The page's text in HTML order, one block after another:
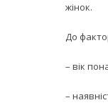
жінок.
До
– вік
–